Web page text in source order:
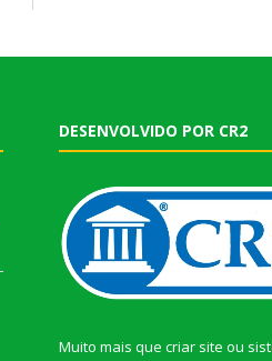
DESENVOLVIDO POR CR2
Muito mais que criar site ou